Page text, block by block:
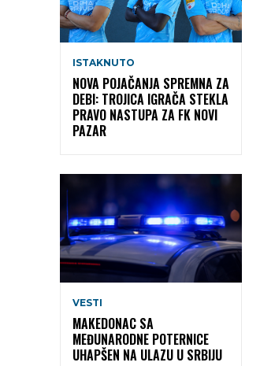
ISTAKNUTO
NOVA POJAČANJA SPREMNA ZA
DEBI: TROJICA IGRAČA STEKLA
PRAVO NASTUPA ZA FK NOVI
PAZAR
VESTI
MAKEDONAC SA
MEĐUNARODNE POTERNICE
UHAPŠEN NA ULAZU U SRBIJU